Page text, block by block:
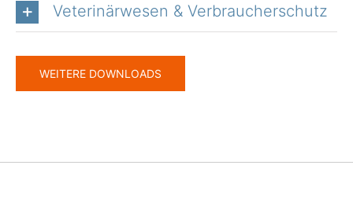
Veterinärwesen & Verbraucherschutz
WEITERE DOWNLOADS